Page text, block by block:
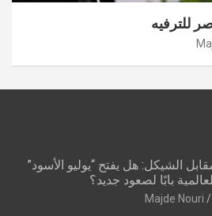
للترفيه
الشيكل: هل يفتح “يوليو الأسود”
بابًا لصعود جديد؟
Majde Nouri